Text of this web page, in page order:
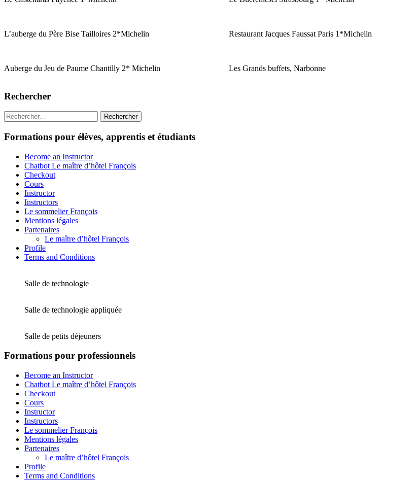
L’auberge du Père Bise Tailloires 2*Michelin Restaurant Jacques Faussat Paris 1*Michelin
Auberge du Jeu de Paume Chantilly 2* Michelin Les Grands buffets, Narbonne
Rechercher
Rechercher :
Formations pour élèves, apprentis et étudiants
Become an Instructor
Chatbot Le maître d’hôtel François
Checkout
Cours
Instructor
Instructors
Le sommelier François
Mentions légales
Partenaires
Le maître d’hôtel François
Profile
Terms and Conditions
Salle de technologie
Salle de technologie appliquée
Salle de petits déjeuners
Formations pour professionnels
Become an Instructor
Chatbot Le maître d’hôtel François
Checkout
Cours
Instructor
Instructors
Le sommelier François
Mentions légales
Partenaires
Le maître d’hôtel François
Profile
Terms and Conditions